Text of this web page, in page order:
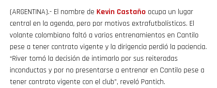
(ARGENTINA).- El nombre de Kevin Castaño ocupa un lugar
central en la agenda, pero por motivos extrafutbolísticos. El
volante colombiano faltó a varios entrenamientos en Cantilo
pese a tener contrato vigente y la dirigencia perdió la paciencia.
“River tomó la decisión de intimarlo por sus reiteradas
inconductas y por no presentarse a entrenar en Cantilo pese a
tener contrato vigente con el club”, reveló Pantich.